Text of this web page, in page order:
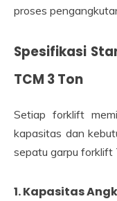
proses
Spesifikasi
TCM 3 Ton
Setiap forklift
kapasitas dan
sepatu garpu forklift
1. Kapasitas